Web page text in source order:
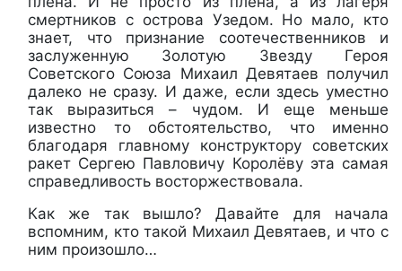
смертников с острова Узедом. Но мало, кто
знает, что признание соотечественников и
заслуженную Золотую Звезду Героя
Советского Союза Михаил Девятаев получил
далеко не сразу. И даже, если здесь уместно
так выразиться – чудом. И еще меньше
известно то обстоятельство, что именно
благодаря главному конструктору советских
ракет Сергею Павловичу Королёву эта самая
справедливость восторжествовала.
Как же так вышло? Давайте для начала
вспомним, кто такой Михаил Девятаев, и что с
ним произошло…